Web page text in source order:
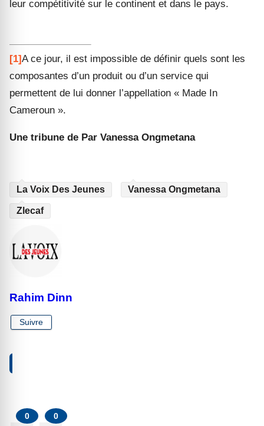
leur compétitivité sur le continent et dans le pays.
[1]A ce jour, il est impossible de définir quels sont les
composantes d’un produit ou d’un service qui
permettent de lui donner l’appellation « Made In
Cameroun ».
Une tribune de Par Vanessa Ongmetana
La Voix Des Jeunes Vanessa Ongmetana
Zlecaf
Rahim Dinn
Suivre
0 0